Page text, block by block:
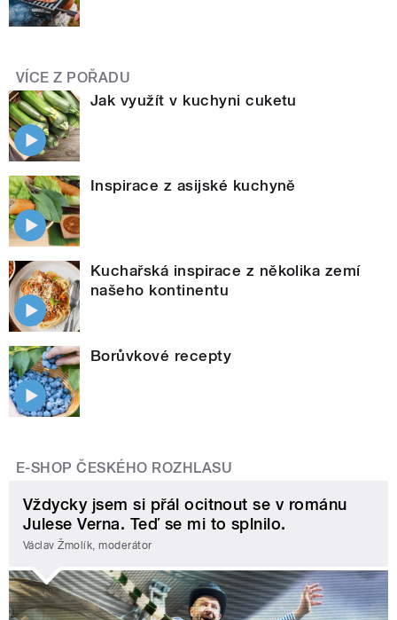
VÍCE Z POŘADU
Jak využít v kuchyni cuketu
Inspirace z asijské kuchyně
Kuchařská inspirace z několika zemí
našeho kontinentu
Borůvkové recepty
E-SHOP ČESKÉHO ROZHLASU
Vždycky jsem si přál ocitnout se v románu
Julese Verna. Teď se mi to splnilo.
Václav Žmolík, moderátor